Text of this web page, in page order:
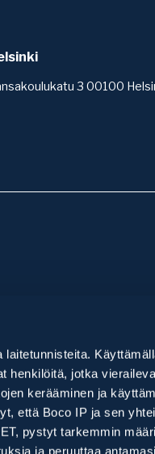
henkilöitä, jotka
kerääminen ja
että Boco IP ja sen
pystyt tarkemmin
ja peruuttaa
3 00100
ja blogi